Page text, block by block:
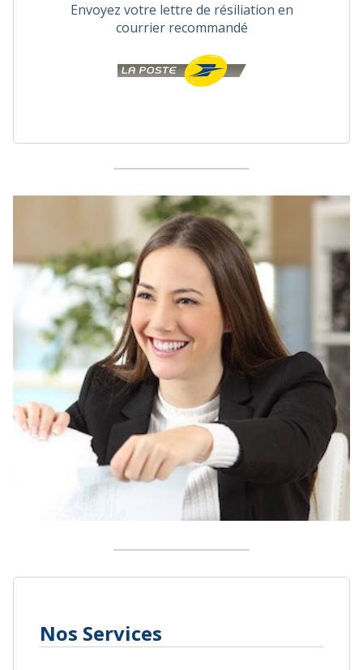
Envoyez votre lettre de résiliation en
courrier recommandé
Nos Services